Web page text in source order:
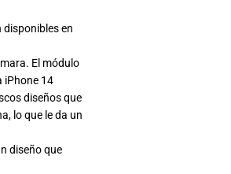
en
El módulo
iPhone 14
diseños que
lo que le da un
diseño que